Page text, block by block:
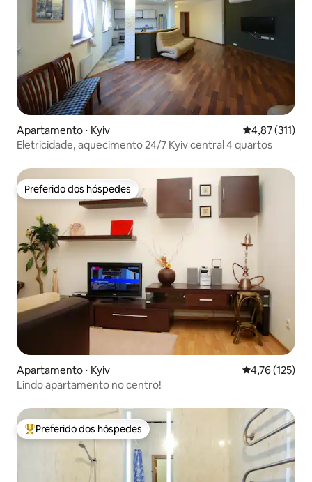
Apartamento ⋅ Kyiv 4,87 de uma
4,87 (311)
Eletricidade, aquecimento 24/7 Kyiv central 4 quartos
Preferido dos hóspedes
Preferido dos hóspedes
Apartamento ⋅ Kyiv 4,76 de uma
4,76 (125)
Lindo apartamento no centro!
Entre os melhores preferidos dos hóspedes
Preferido dos hóspedes